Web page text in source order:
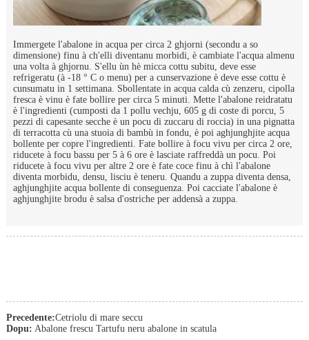
Immergete l'abalone in acqua per circa 2 ghjorni (secondu a so
dimensione) finu à ch'elli diventanu morbidi, è cambiate l'acqua almenu
una volta à ghjornu. S'ellu ùn hè micca cottu subitu, deve esse
refrigeratu (à -18 ° C o menu) per a cunservazione è deve esse cottu è
cunsumatu in 1 settimana. Sbollentate in acqua calda cù zenzeru, cipolla
fresca è vinu è fate bollire per circa 5 minuti. Mette l'abalone reidratatu
è l'ingredienti (cumposti da 1 pollu vechju, 605 g di coste di porcu, 5
pezzi di capesante secche è un pocu di zuccaru di roccia) in una pignatta
di terracotta cù una stuoia di bambù in fondu, è poi aghjunghjite acqua
bollente per copre l'ingredienti. Fate bollire à focu vivu per circa 2 ore,
riducete à focu bassu per 5 à 6 ore è lasciate raffreddà un pocu. Poi
riducete à focu vivu per altre 2 ore è fate coce finu à chì l'abalone
diventa morbidu, densu, lisciu è teneru. Quandu a zuppa diventa densa,
aghjunghjite acqua bollente di conseguenza. Poi cacciate l'abalone è
aghjunghjite brodu è salsa d'ostriche per addensà a zuppa.
Precedente:Cetriolu di mare seccu
Dopu: Abalone frescu Tartufu neru abalone in scatula